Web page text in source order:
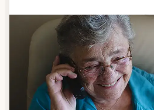
Schritt 3
Bestellen & liefern lassen
Suchen Sie sich aus dem
aus, was Ihnen schmeckt.
schriftlich oder im Online-Shop